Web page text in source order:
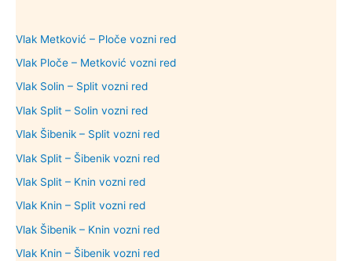
Vlak Metković – Ploče vozni red
Vlak Ploče – Metković vozni red
Vlak Solin – Split vozni red
Vlak Split – Solin vozni red
Vlak Šibenik – Split vozni red
Vlak Split – Šibenik vozni red
Vlak Split – Knin vozni red
Vlak Knin – Split vozni red
Vlak Šibenik – Knin vozni red
Vlak Knin – Šibenik vozni red